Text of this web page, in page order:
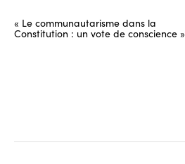
« Le communautarisme dans la
Constitution : un vote de conscience »